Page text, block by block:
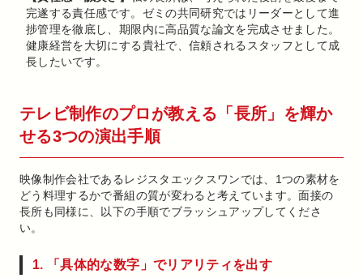
完遂する責任感です。ゼミの共同研究ではリーダーとして進
捗管理を徹底し、期限内に高品質な論文を完成させました。
健康経営を大切にする貴社で、信頼されるスタッフとして成
長したいです。
テレビ制作のプロが教える「長所」を輝か
せる3つの演出手順
映像制作会社であるレジスタエックスワンでは、1つの素材を
どう料理するかで番組の質が変わると考えています。面接の
長所も同様に、以下の手順でブラッシュアップしてくださ
い。
1. 「具体的な数字」でリアリティを出す